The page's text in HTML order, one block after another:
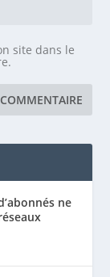
site dans le
ne